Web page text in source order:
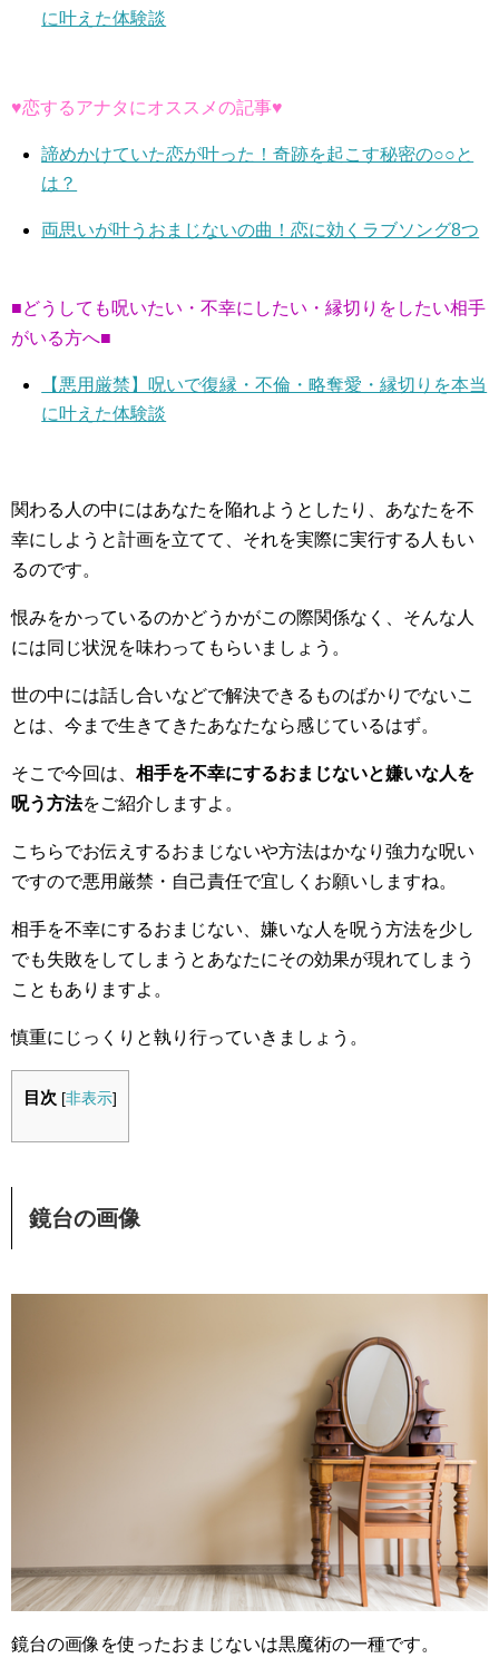
に叶えた体験談
♥恋するアナタにオススメの記事♥
諦めかけていた恋が叶った！奇跡を起こす秘密の○○と
は？
両思いが叶うおまじないの曲！恋に効くラブソング8つ
■どうしても呪いたい・不幸にしたい・縁切りをしたい相手
がいる方へ■
【悪用厳禁】呪いで復縁・不倫・略奪愛・縁切りを本当
に叶えた体験談
関わる人の中にはあなたを陥れようとしたり、あなたを不
幸にしようと計画を立てて、それを実際に実行する人もい
るのです。
恨みをかっているのかどうかがこの際関係なく、そんな人
には同じ状況を味わってもらいましょう。
世の中には話し合いなどで解決できるものばかりでないこ
とは、今まで生きてきたあなたなら感じているはず。
そこで今回は、 相手を不幸にするおまじないと嫌いな人を
呪う方法をご紹介しますよ。
こちらでお伝えするおまじないや方法はかなり強力な呪い
ですので悪用厳禁・自己責任で宜しくお願いしますね。
相手を不幸にするおまじない、嫌いな人を呪う方法を少し
でも失敗をしてしまうとあなたにその効果が現れてしまう
こともありますよ。
慎重にじっくりと執り行っていきましょう。
目次 [非表示]
鏡台の画像
鏡台の画像を使ったおまじないは黒魔術の一種です。